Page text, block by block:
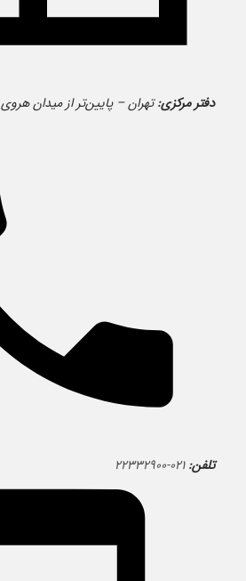
دفتر مرکزی:تهران – پایین‌تر از میدان هروی
تلفن: ۰۲۱-۲۲۳۳۲۹۰۰